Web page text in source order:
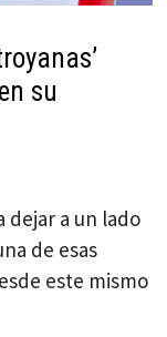
su
dejar a un lado
de esas
este mismo